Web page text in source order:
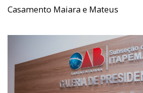
Casamento Maiara e Mateus